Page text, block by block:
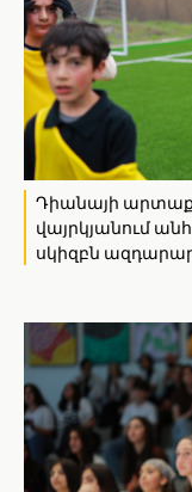
Դիանայի
վայրկյանում
սկիզբն